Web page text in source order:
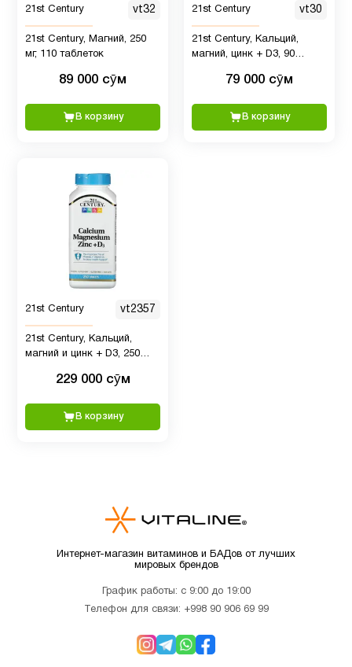
Мелатонин
Мужчинам 4
ногти и
волосы
Омега
(omega
3)
Пожилым 6
Препараты с
21st Century vt32
21st Century, Магний, 250
мг, 110 таблеток
89 000 сӯм
В корзину
21st Century vt30
21st Century, Кальций,
магний, цинк + D3, 90
79 000 сӯм
В корзину
21st Century vt2357
21st Century, Кальций,
магний и цинк + D3, 250
229 000 сӯм
В корзину
Интернет-магазин витаминов и БАДов от лучших
мировых брендов
График работы: с 9:00 до 19:00
Телефон для связи: +998 90 906 69 99